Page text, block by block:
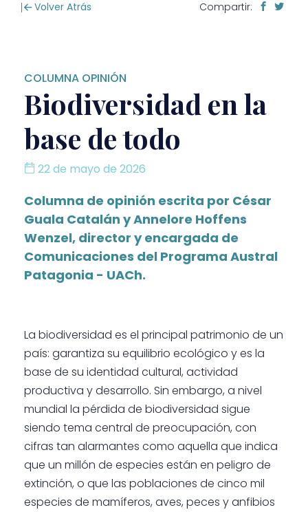
Volver Atrás Compartir:
COLUMNA OPINIÓN
Biodiversidad en la
base de todo
22 de mayo de 2026
Columna de opinión escrita por César
Guala Catalán y Annelore Hoffens
Wenzel, director y encargada de
Comunicaciones del Programa Austral
Patagonia - UACh.
La biodiversidad es el principal patrimonio de un
país: garantiza su equilibrio ecológico y es la
base de su identidad cultural, actividad
productiva y desarrollo. Sin embargo, a nivel
mundial la pérdida de biodiversidad sigue
siendo tema central de preocupación, con
cifras tan alarmantes como aquella que indica
que un millón de especies están en peligro de
extinción, o que las poblaciones de cinco mil
especies de mamíferos, aves, peces y anfibios